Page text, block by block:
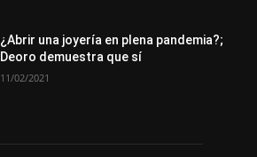
¿Abrir una joyería en plena pandemia?;
Deoro demuestra que sí
11/02/2021